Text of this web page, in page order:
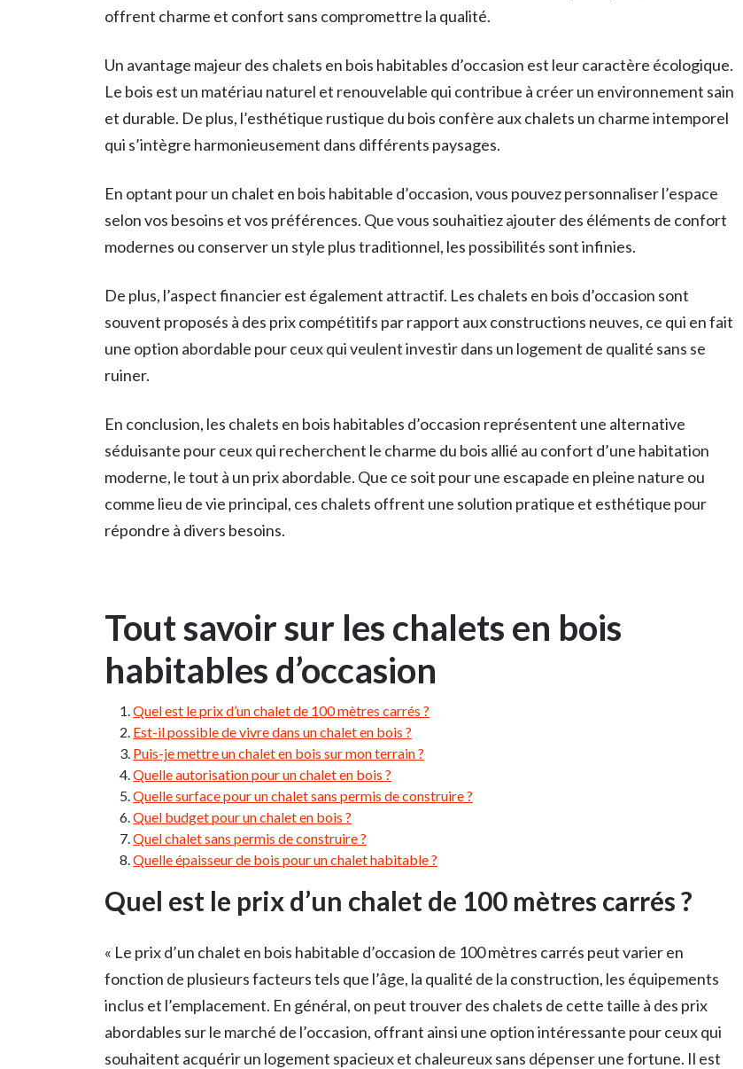
offrent charme et confort sans compromettre la qualité.
Un avantage majeur des chalets en bois habitables d’occasion est leur caractère écologique.
Le bois est un matériau naturel et renouvelable qui contribue à créer un environnement sain
et durable. De plus, l’esthétique rustique du bois confère aux chalets un charme intemporel
qui s’intègre harmonieusement dans différents paysages.
En optant pour un chalet en bois habitable d’occasion, vous pouvez personnaliser l’espace
selon vos besoins et vos préférences. Que vous souhaitiez ajouter des éléments de confort
modernes ou conserver un style plus traditionnel, les possibilités sont infinies.
De plus, l’aspect financier est également attractif. Les chalets en bois d’occasion sont
souvent proposés à des prix compétitifs par rapport aux constructions neuves, ce qui en fait
une option abordable pour ceux qui veulent investir dans un logement de qualité sans se
ruiner.
En conclusion, les chalets en bois habitables d’occasion représentent une alternative
séduisante pour ceux qui recherchent le charme du bois allié au confort d’une habitation
moderne, le tout à un prix abordable. Que ce soit pour une escapade en pleine nature ou
comme lieu de vie principal, ces chalets offrent une solution pratique et esthétique pour
répondre à divers besoins.
Tout savoir sur les chalets en bois
habitables d’occasion
Quel est le prix d’un chalet de 100 mètres carrés ?
Est-il possible de vivre dans un chalet en bois ?
Puis-je mettre un chalet en bois sur mon terrain ?
Quelle autorisation pour un chalet en bois ?
Quelle surface pour un chalet sans permis de construire ?
Quel budget pour un chalet en bois ?
Quel chalet sans permis de construire ?
Quelle épaisseur de bois pour un chalet habitable ?
Quel est le prix d’un chalet de 100 mètres carrés ?
« Le prix d’un chalet en bois habitable d’occasion de 100 mètres carrés peut varier en
fonction de plusieurs facteurs tels que l’âge, la qualité de la construction, les équipements
inclus et l’emplacement. En général, on peut trouver des chalets de cette taille à des prix
abordables sur le marché de l’occasion, offrant ainsi une option intéressante pour ceux qui
souhaitent acquérir un logement spacieux et chaleureux sans dépenser une fortune. Il est